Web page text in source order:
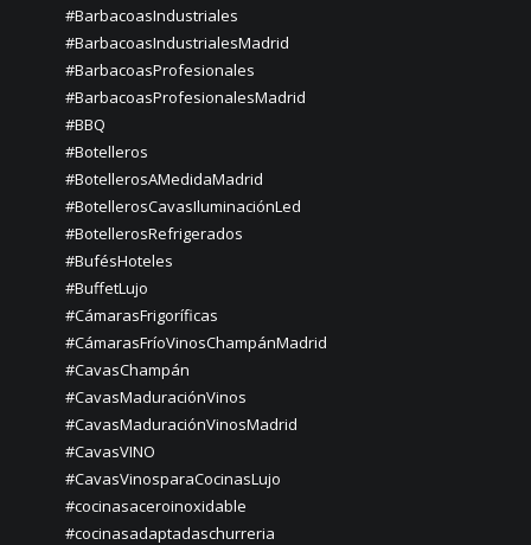
#BarbacoasIndustriales
#BarbacoasIndustrialesMadrid
#BarbacoasProfesionales
#BarbacoasProfesionalesMadrid
#BBQ
#Botelleros
#BotellerosAMedidaMadrid
#BotellerosCavasIluminaciónLed
#BotellerosRefrigerados
#BufésHoteles
#BuffetLujo
#CámarasFrigoríficas
#CámarasFríoVinosChampánMadrid
#CavasChampán
#CavasMaduraciónVinos
#CavasMaduraciónVinosMadrid
#CavasVINO
#CavasVinosparaCocinasLujo
#cocinasaceroinoxidable
#cocinasadaptadaschurreria